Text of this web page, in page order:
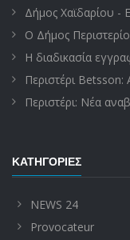
Δήμος Χαϊδαρίου -
Ο Δήμος
Η διαδικασία
Περιστέρι Betsson:
Περιστέρι: Νέα
ΚΑΤΗΓΟΡΊΕΣ
NEWS 24
Provocateur